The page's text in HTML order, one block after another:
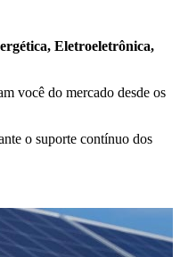
Eletroeletrônica,
você do mercado desde os
o suporte contínuo dos